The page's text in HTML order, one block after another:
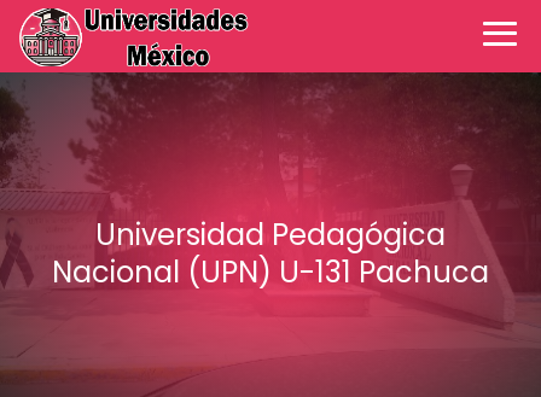
Universidad Pedagógica
Nacional (UPN) U-131 Pachuca